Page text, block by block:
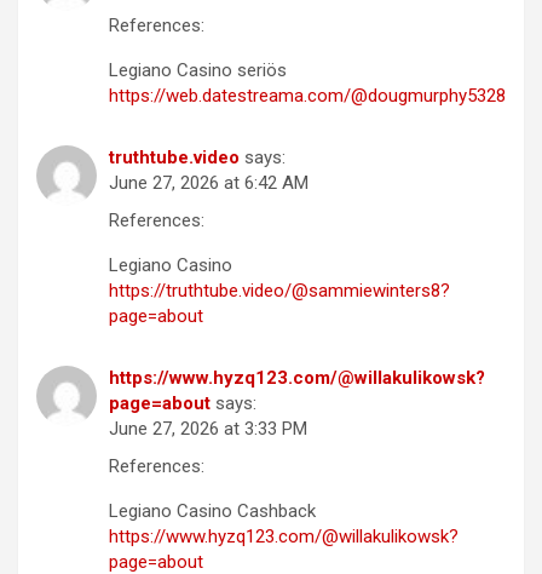
References:
Legiano Casino seriös
https://web.datestreama.com/@dougmurphy5328
truthtube.video says:
June 27, 2026 at 6:42 AM
References:
Legiano Casino
https://truthtube.video/@sammiewinters8?
page=about
https://www.hyzq123.com/@willakulikowsk?
page=about says:
June 27, 2026 at 3:33 PM
References:
Legiano Casino Cashback
https://www.hyzq123.com/@willakulikowsk?
page=about